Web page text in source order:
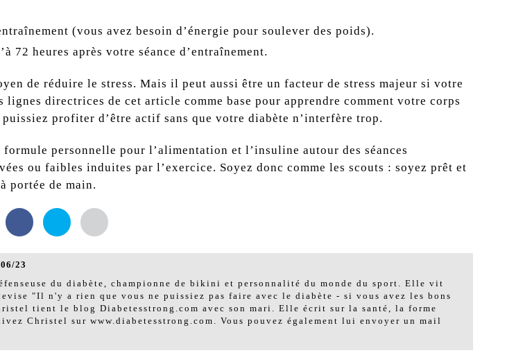
(vous avez besoin d’énergie pour soulever des poids).
72 heures après votre séance d’entraînement.
de réduire le stress. Mais il peut aussi être un facteur de stress majeur si votre
directrices de cet article comme base pour apprendre comment votre corps
profiter d’être actif sans que votre diabète n’interfère trop.
personnelle pour l’alimentation et l’insuline autour des séances
ou faibles induites par l’exercice. Soyez donc comme les scouts : soyez prêt et
portée de main.
23
du diabète, championne de bikini et personnalité du monde du sport. Elle vit
"Il n'y a rien que vous ne puissiez pas faire avec le diabète - si vous avez les bons
tient le blog Diabetesstrong.com avec son mari. Elle écrit sur la santé, la forme
Christel sur www.diabetesstrong.com. Vous pouvez également lui envoyer un mail